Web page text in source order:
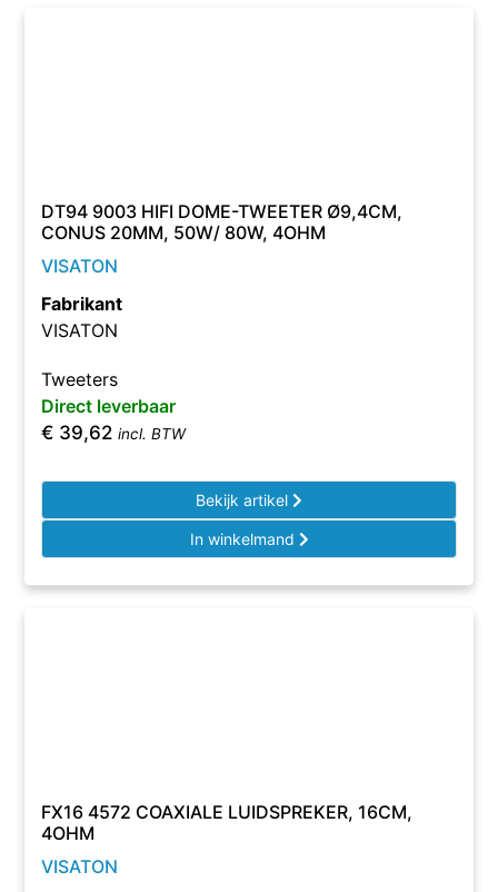
DT94 9003 HIFI DOME-TWEETER Ø9,4CM,
CONUS 20MM, 50W/ 80W, 4OHM
VISATON
Fabrikant
VISATON
Tweeters
Direct leverbaar
€ 39,62 incl. BTW
Bekijk artikel
In winkelmand
FX16 4572 COAXIALE LUIDSPREKER, 16CM,
4OHM
VISATON